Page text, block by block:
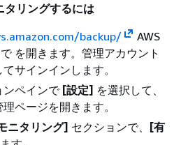
タリングするには
backup/
AWS
を開きます。管理アカウント
サインインします。
ンペインで [設定] を選択して、
ページを開きます。
ニタリング] セクションで、 [有